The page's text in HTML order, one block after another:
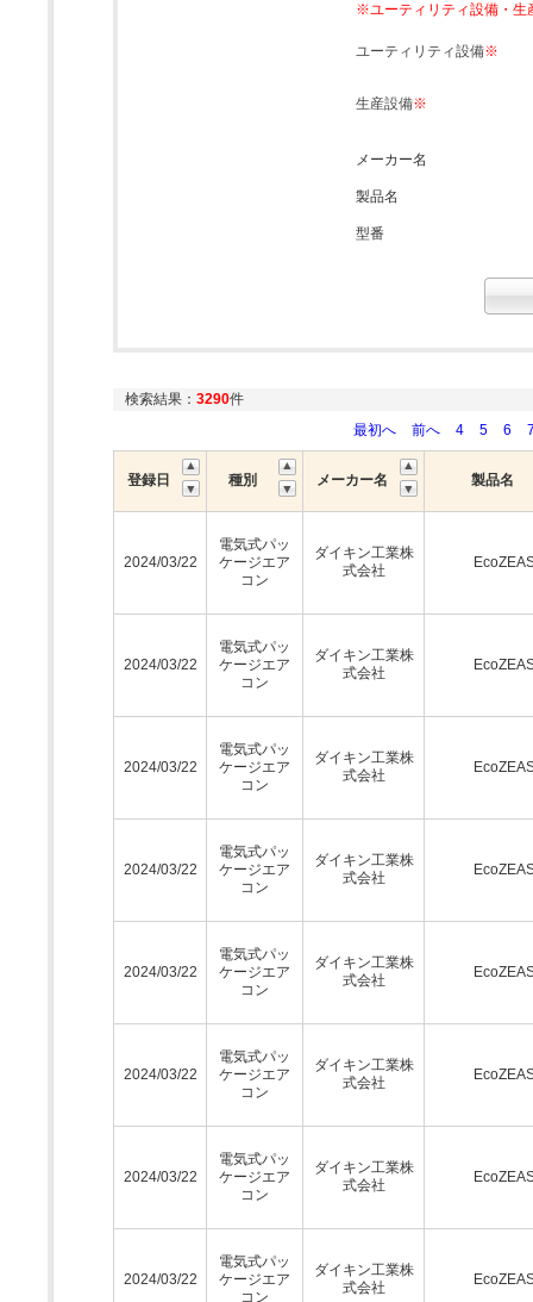
※ユーティリティ設備・生
ユーティリティ設備※
生産設備※
メーカー名
製品名
型番
検索結果： 3290件
最初へ
前へ 4 5 6
登録日 種別 メーカー名 製品名
2024/03/22
電気式パッ
ケージエア
コン
ダイキン工業株
式会社
2024/03/22
電気式パッ
ケージエア
コン
ダイキン工業株
式会社
2024/03/22
電気式パッ
ケージエア
コン
ダイキン工業株
式会社
2024/03/22
電気式パッ
ケージエア
コン
ダイキン工業株
式会社
2024/03/22
電気式パッ
ケージエア
コン
ダイキン工業株
式会社
2024/03/22
電気式パッ
ケージエア
コン
ダイキン工業株
式会社
2024/03/22
電気式パッ
ケージエア
コン
ダイキン工業株
式会社
2024/03/22
電気式パッ
ケージエア
コン
ダイキン工業株
式会社